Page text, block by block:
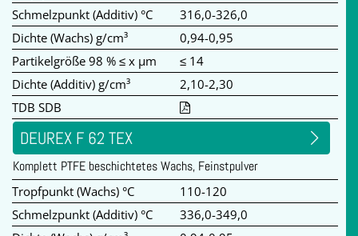
Schmelzpunkt (Additiv) °C
316,0-326,0
Dichte (Wachs) g/cm³
0,94-0,95
Partikelgröße 98 % ≤ x µm
≤ 14
Dichte (Additiv) g/cm³
2,10-2,30
TDB SDB
DEUREX F 62 TEX
Komplett PTFE beschichtetes Wachs, Feinstpulver
Tropfpunkt (Wachs) °C
110-120
Schmelzpunkt (Additiv) °C
336,0-349,0